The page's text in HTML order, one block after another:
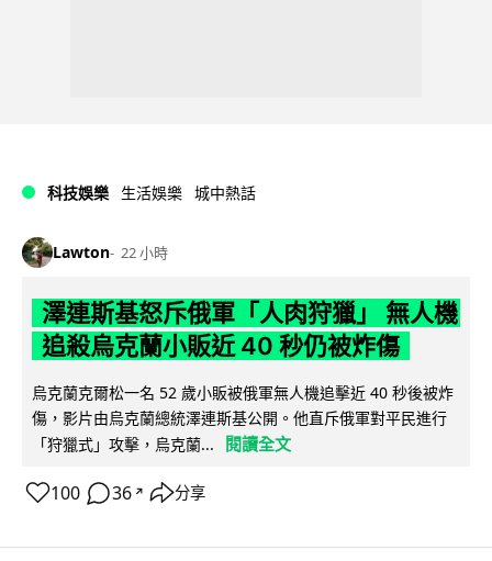
科技娛樂 生活娛樂 城中熱話
Lawton 22 小時
澤連斯基怒斥俄軍「人肉狩獵」 無人機
追殺烏克蘭小販近 40 秒仍被炸傷
烏克蘭克爾松一名 52 歲小販被俄軍無人機追擊近 40 秒後被炸
傷，影片由烏克蘭總統澤連斯基公開。他直斥俄軍對平民進行
「狩獵式」攻擊，烏克蘭...
閱讀全文
100 36 ↗ 分享